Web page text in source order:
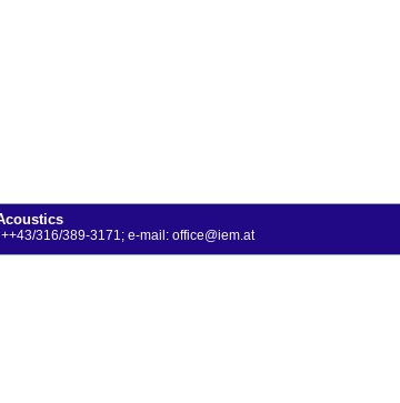
316/389-3171; e-mail: office@iem.at